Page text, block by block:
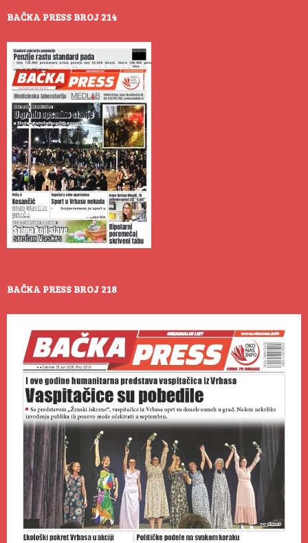
BAČKA PRESS BROJ 214
BAČKA PRESS BROJ 218